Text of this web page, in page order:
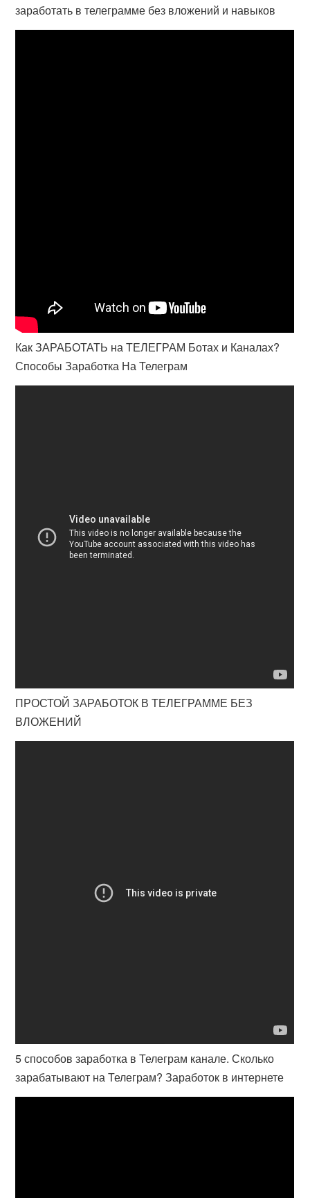
заработать в телеграмме без вложений и навыков
Как ЗАРАБОТАТЬ на ТЕЛЕГРАМ Ботах и Каналах?
Способы Заработка На Телеграм
ПРОСТОЙ ЗАРАБОТОК В ТЕЛЕГРАММЕ БЕЗ
ВЛОЖЕНИЙ
5 способов заработка в Телеграм канале. Сколько
зарабатывают на Телеграм? Заработок в интернете